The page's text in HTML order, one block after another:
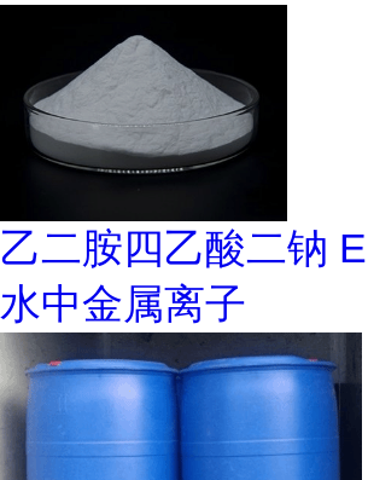
乙二胺四乙酸二钠
水中金属离子